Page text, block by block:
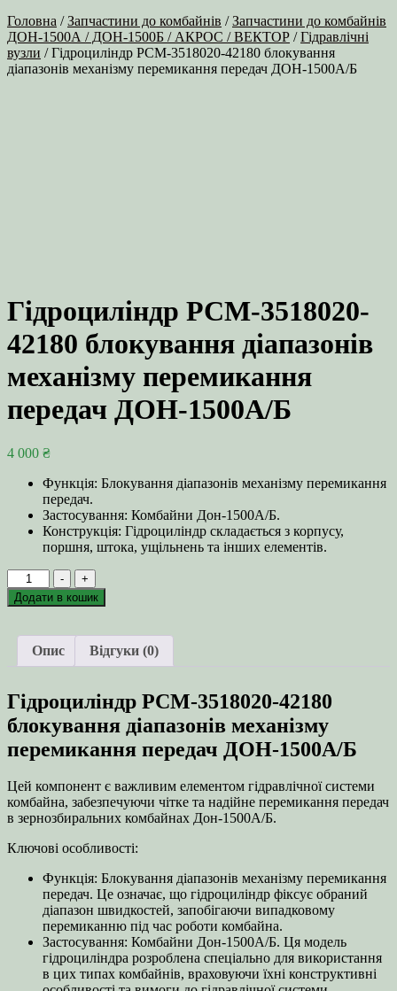
Головна /Запчастини до комбайнів /Запчастини до комбайнів
ДОН-1500А / ДОН-1500Б / АКРОС / ВЕКТОР /Гідравлічні
вузли / Гідроциліндр РСМ-3518020-42180 блокування
діапазонів механізму перемикання передач ДОН-1500А/Б
Гідроциліндр РСМ-3518020-
42180 блокування діапазонів
механізму перемикання
передач ДОН-1500А/Б
4 000 ₴
Функція: Блокування діапазонів механізму перемикання
передач.
Застосування: Комбайни Дон-1500А/Б.
Конструкція: Гідроциліндр складається з корпусу,
поршня, штока, ущільнень та інших елементів.
-
Гідроциліндр
РСМ-3518020-
42180
діапазонів
механізму
ДОН-1500А/
Б
кількість
+
Додати в кошик
Опис Відгуки (0)
Гідроциліндр РСМ-3518020-42180
блокування діапазонів механізму
перемикання передач ДОН-1500А/Б
Цей компонент є важливим елементом гідравлічної системи
комбайна, забезпечуючи чітке та надійне перемикання передач
в зернозбиральних комбайнах Дон-1500А/Б.
Ключові особливості:
Функція: Блокування діапазонів механізму перемикання
передач. Це означає, що гідроциліндр фіксує обраний
діапазон швидкостей, запобігаючи випадковому
перемиканню під час роботи комбайна.
Застосування: Комбайни Дон-1500А/Б. Ця модель
гідроциліндра розроблена спеціально для використання
в цих типах комбайнів, враховуючи їхні конструктивні